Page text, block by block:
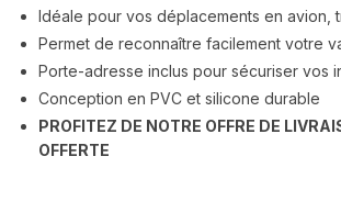
Idéale pour vos déplacements en avion,
Permet de reconnaître facilement votre
Porte-adresse inclus pour sécuriser vos
Conception en PVC et silicone durable
PROFITEZ DE NOTRE OFFRE DE
OFFERTE